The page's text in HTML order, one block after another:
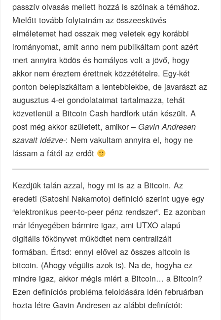
passzív olvasás mellett hozzá is szólnak a témához.
Mielőtt tovább folytatnám az összeesküvés
elméletemet had osszak meg veletek egy korábbi
irományomat, amit anno nem publikáltam pont azért
mert annyira ködös és homályos volt a jövő, hogy
akkor nem éreztem érettnek közzétételre. Egy-két
ponton belepiszkáltam a lentebbiekbe, de javarászt az
augusztus 4-ei gondolataimat tartalmazza, tehát
közvetlenül a Bitcoin Cash hardfork után készült. A
post még akkor született, amikor – Gavin Andresen
szavait idézve-: Nem vakultam annyira el, hogy ne
lássam a fától az erdőt
Kezdjük talán azzal, hogy mi is az a Bitcoin. Az
eredeti (Satoshi Nakamoto) definíció szerint ugye egy
“elektronikus peer-to-peer pénz rendszer”. Ez azonban
már lényegében bármire igaz, ami UTXO alapú
digitális főkönyvet működtet nem centralizált
formában. Értsd: ennyi elővel az összes altcoin is
bitcoin. (Ahogy végülis azok is). Na de, hogyha ez
mindre igaz, akkor mégis miért a Bitcoin… a Bitcoin?
Ezen definíciós probléma feloldására idén februárban
hozta létre Gavin Andresen az alábbi definíciót: